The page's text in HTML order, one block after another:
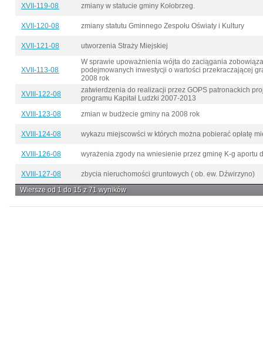
XVII-119-08
zmiany w statucie gminy Kołobrzeg.
XVII-120-08 zmiany statutu Gminnego Zespołu Oświaty i Kultury
XVII-121-08 utworzenia Straży Miejskiej
XVII-113-08
W sprawie upoważnienia wójta do zaciągania zobowiązań finansowych w
podejmowanych inwestycji o wartości przekraczającej
2008 rok
XVIII-122-08
zatwierdzenia do realizacji przez GOPS patronackich
programu Kapitał Ludzki 2007-2013
XVIII-123-08
zmian w budżecie gminy na 2008 rok
XVIII-124-08 wykazu miejscowści w których można pobierać opłatę
XVIII-126-08 wyrażenia zgody na wniesienie przez gminę K-g aportu
XVIII-127-08
zbycia nieruchomości gruntowych ( ob. ew. Dźwirzyno)
Wiersze od 1 do 15 z 71 wyników